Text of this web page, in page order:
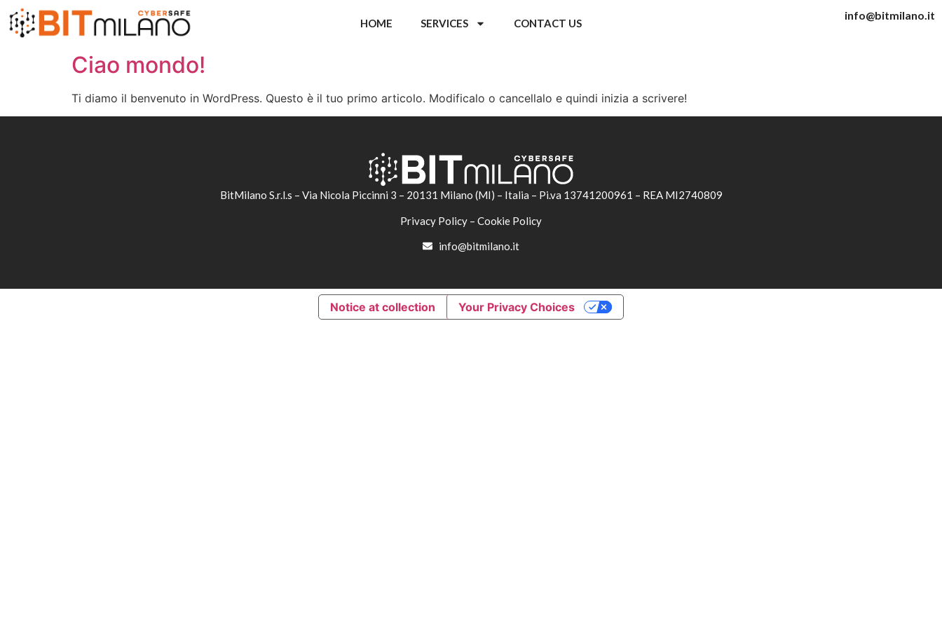
HOME SERVICES CONTACT US
info@bitmilano.it
Ciao mondo!
Ti diamo il benvenuto in WordPress. Questo è il tuo primo articolo. Modificalo o cancellalo e quindi inizia a scrivere!
BitMilano S.r.l.s – Via Nicola Piccinni 3 – 20131 Milano (MI) – Italia – Pi.va 13741200961 – REA MI2740809
Privacy Policy – Cookie Policy
info@bitmilano.it
Notice at collection Your Privacy Choices